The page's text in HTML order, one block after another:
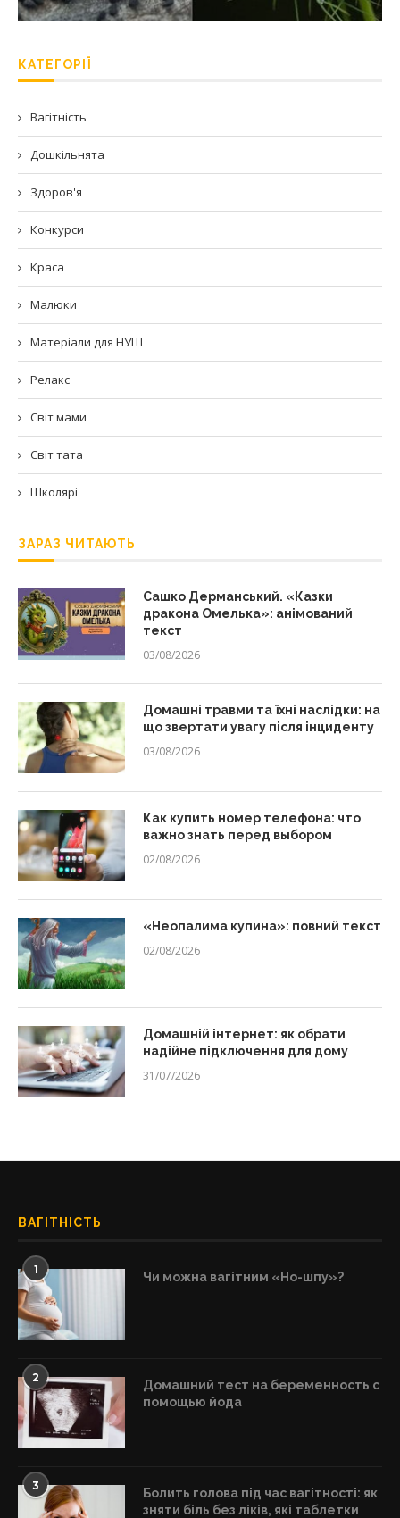
КАТЕГОРІЇ
Вагітність
Дошкільнята
Здоров'я
Конкурси
Краса
Малюки
Матеріали для НУШ
Релакс
Світ мами
Світ тата
Школярі
ЗАРАЗ ЧИТАЮТЬ
Сашко Дерманський. «Казки
дракона Омелька»: анімований
текст
03/08/2026
Домашні травми та їхні наслідки: на
що звертати увагу після інциденту
03/08/2026
Как купить номер телефона: что
важно знать перед выбором
02/08/2026
«Неопалима купина»: повний текст
02/08/2026
Домашній інтернет: як обрати
надійне підключення для дому
31/07/2026
ВАГІТНІСТЬ
1 Чи можна вагітним «Но-шпу»?
2
Домашний тест на беременность с
помощью йода
3
Болить голова під час вагітності: як
зняти біль без ліків, які таблетки